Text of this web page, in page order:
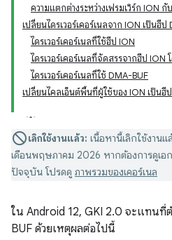
ความแตกต่างระหว่างเฟรมเวิร์ก ION
เปลี่ยนไดรเวอร์เคอร์เนลจาก ION เป็นฮีป
ไดรเวอร์เคอร์เนลที่ใช้ฮีป ION
ไดรเวอร์เคอร์เนลที่จัดสรรจากฮีป ION
ไดรเวอร์เคอร์เนลที่ใช้ DMA-BUF
เปลี่ยนไคลเอ็นต์พื้นที่ผู้ใช้ของ ION เป็นฮี
เลิกใช้งานแล้ว: เนื้อหานี้เลิกใช้งาน
เดือนพฤษภาคม 2026 หากต้องการดูเอ
ปัจจุบัน โปรดดู ภาพรวมของเคอร์เนล
ใน Android 12, GKI 2.0 จะแทนที่
BUF ด้วยเหตุผลต่อไปนี้